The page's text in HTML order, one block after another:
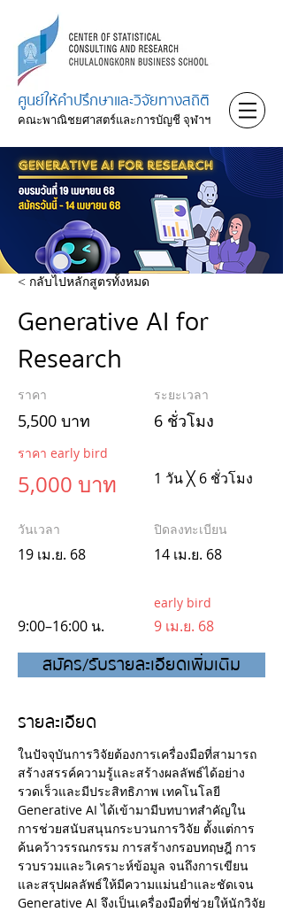
ศูนย์ให้คำปรึกษาและวิจัยทางสถิติ
คณะพาณิชยศาสตร์และการบัญชี จุฬาฯ
< กลับไปหลักสูตรทั้งหมด
Generative AI for
Research
ราคา
5,500 บาท
ระยะเวลา
6 ชั่วโมง
ราคา early bird
5,000 บาท 1 วัน ╳ 6 ชั่วโมง
วันเวลา
19 เม.ย. 68
ปิดลงทะเบียน
14 เม.ย. 68
early bird
9:00–16:00 น. 9 เม.ย. 68
สมัคร/รับรายละเอียดเพิ่มเติม
รายละเอียด
ในปัจจุบันการวิจัยต้องการเครื่องมือที่สามารถ
สร้างสรรค์ความรู้และสร้างผลลัพธ์ได้อย่าง
รวดเร็วและมีประสิทธิภาพ เทคโนโลยี
Generative AI ได้เข้ามามีบทบาทสำคัญใน
การช่วยสนับสนุนกระบวนการวิจัย ตั้งแต่การ
ค้นคว้าวรรณกรรม การสร้างกรอบทฤษฎี การ
รวบรวมและวิเคราะห์ข้อมูล จนถึงการเขียน
และสรุปผลลัพธ์ให้มีความแม่นยำและชัดเจน
Generative AI จึงเป็นเครื่องมือที่ช่วยให้นักวิจัย